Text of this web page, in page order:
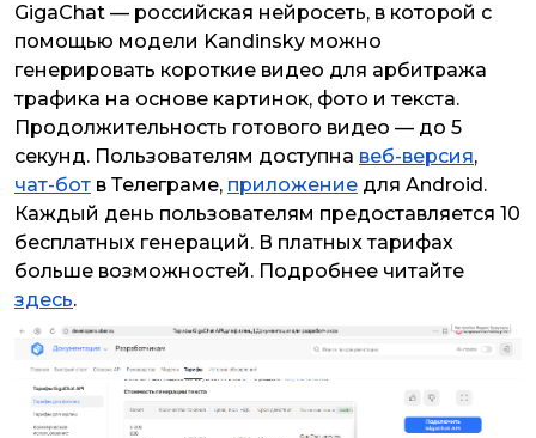
GigaChat — российская нейросеть, в которой с
помощью модели Kandinsky можно
генерировать короткие видео для арбитража
трафика на основе картинок, фото и текста.
Продолжительность готового видео — до 5
секунд. Пользователям доступна веб-версия,
чат-бот в Телеграме, приложение для Android.
Каждый день пользователям предоставляется 10
бесплатных генераций. В платных тарифах
больше возможностей. Подробнее читайте
здесь.